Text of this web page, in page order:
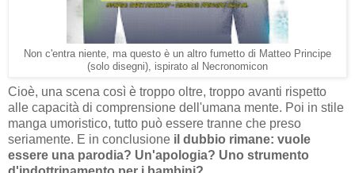
Non c'entra niente, ma questo è un altro fumetto di Matteo Principe
(solo disegni), ispirato al Necronomicon
Cioè, una scena così è troppo oltre, troppo avanti rispetto
alle capacità di comprensione dell'umana mente. Poi in stile
manga umoristico, tutto può essere tranne che preso
seriamente. E in conclusione il dubbio rimane: vuole
essere una parodia? Un'apologia? Uno strumento